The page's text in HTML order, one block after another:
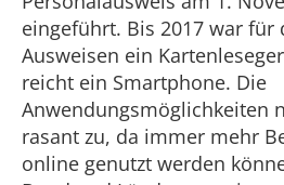
eingeführt. Bis 2017 war für
Ausweisen ein
reicht ein Smartphone. Die
Anwendungsmöglichkeiten
rasant zu, da immer mehr
online genutzt werden